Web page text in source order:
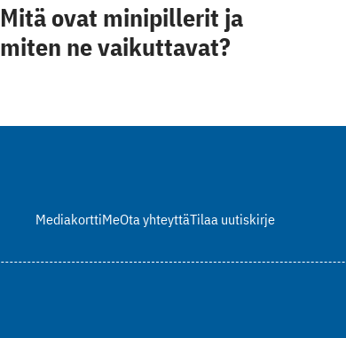
Mitä ovat minipillerit ja
miten ne vaikuttavat?
MediakorttiMeOta yhteyttäTilaa uutiskirje